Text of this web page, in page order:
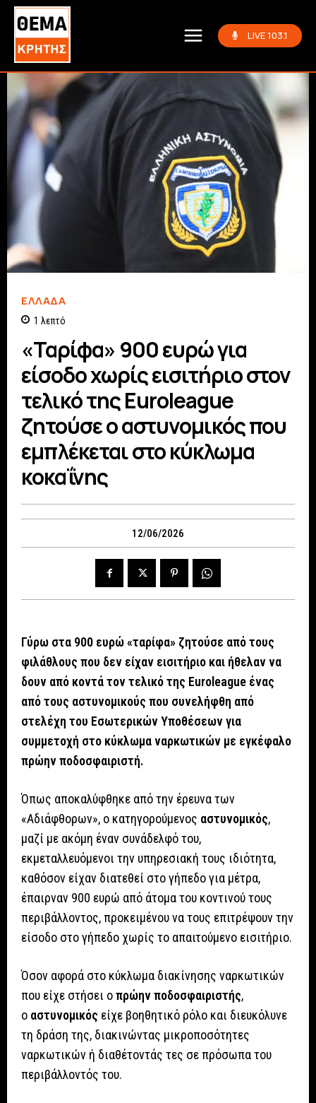
LIVE 103.1
ΕΛΛΆΔΑ
1 λεπτό
«Ταρίφα» 900 ευρώ για
είσοδο χωρίς εισιτήριο στον
τελικό της Euroleague
ζητούσε ο αστυνομικός που
εμπλέκεται στο κύκλωμα
κοκαΐνης
12/06/2026
Γύρω στα 900 ευρώ «ταρίφα» ζητούσε από τους
φιλάθλους που δεν είχαν εισιτήριο και ήθελαν να
δουν από κοντά τον τελικό της Euroleague ένας
από τους αστυνομικούς που συνελήφθη από
στελέχη του Εσωτερικών Υποθέσεων για
συμμετοχή στο κύκλωμα ναρκωτικών με εγκέφαλο
πρώην ποδοσφαιριστή.
Όπως αποκαλύφθηκε από την έρευνα των
«Αδιάφθορων», ο κατηγορούμενος αστυνομικός,
μαζί με ακόμη έναν συνάδελφό του,
εκμεταλλευόμενοι την υπηρεσιακή τους ιδιότητα,
καθόσον είχαν διατεθεί στο γήπεδο για μέτρα,
έπαιρναν 900 ευρώ από άτομα του κοντινού τους
περιβάλλοντος, προκειμένου να τους επιτρέψουν την
είσοδο στο γήπεδο χωρίς το απαιτούμενο εισιτήριο.
Όσον αφορά στο κύκλωμα διακίνησης ναρκωτικών
που είχε στήσει οπρώην ποδοσφαιριστής,
ο αστυνομικός είχε βοηθητικό ρόλο και διευκόλυνε
τη δράση της, διακινώντας μικροποσότητες
ναρκωτικών ή διαθέτοντάς τες σε πρόσωπα του
περιβάλλοντός του.